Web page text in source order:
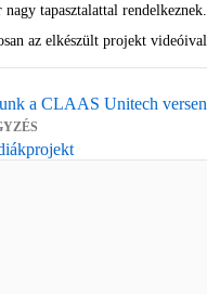
nagy tapasztalattal rendelkeznek.
az elkészült projekt
a CLAAS Unitech